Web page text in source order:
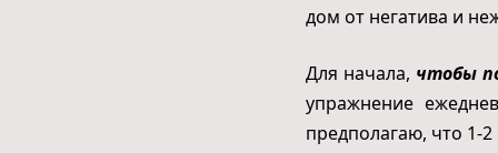
дом от негатива и
Для начала, чтобы
упражнение
предполагаю, что 1-